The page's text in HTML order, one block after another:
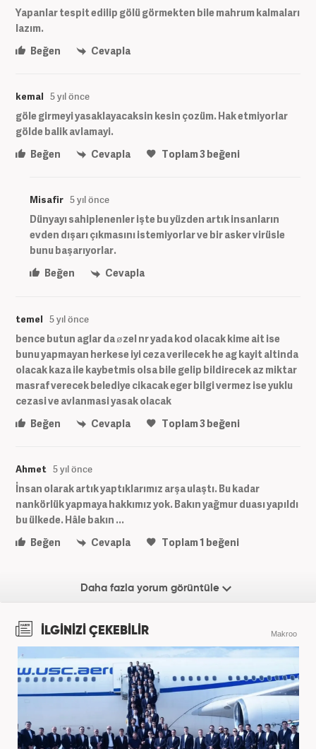
Yapanlar tespit edilip gölü görmekten bile mahrum kalmaları
lazım.
Beğen
Cevapla
kemal 5 yıl önce
göle girmeyi yasaklayacaksin kesin çozüm. Hak etmiyorlar
gölde balik avlamayi.
Beğen
Cevapla Toplam3beğeni
Misafir 5 yıl önce
Dünyayı sahiplenenler işte bu yüzden artık insanların
evden dışarı çıkmasını istemiyorlar ve bir asker virüsle
bunu başarıyorlar.
Beğen
Cevapla
temel 5 yıl önce
bence butun aglar da øzel nr yada kod olacak kime ait ise
bunu yapmayan herkese iyi ceza verilecek he ag kayit altinda
olacak kaza ile kaybetmis olsa bile gelip bildirecek az miktar
masraf verecek belediye cikacak eger bilgi vermez ise yuklu
cezasi ve avlanmasi yasak olacak
Beğen
Cevapla Toplam3beğeni
Ahmet 5 yıl önce
İnsan olarak artık yaptıklarımız arşa ulaştı. Bu kadar
nankörlük yapmaya hakkımız yok. Bakın yağmur duası yapıldı
bu ülkede. Hâle bakın ...
Beğen
Cevapla Toplam1 beğeni
Daha fazla yorum görüntüle
İLGİNİZİ ÇEKEBİLİR Makroo